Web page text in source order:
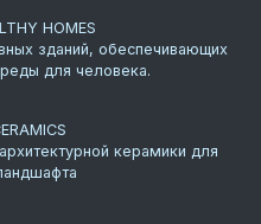
HOMES
зданий, обеспечивающих
для человека.
керамики для